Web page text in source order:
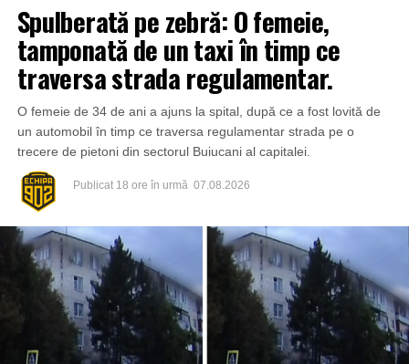
Spulberată pe zebră: O femeie,
tamponată de un taxi în timp ce
traversa strada regulamentar.
O femeie de 34 de ani a ajuns la spital, după ce a fost lovită de
un automobil în timp ce traversa regulamentar strada pe o
trecere de pietoni din sectorul Buiucani al capitalei.
Publicat 18 ore în urmă 07.08.2026